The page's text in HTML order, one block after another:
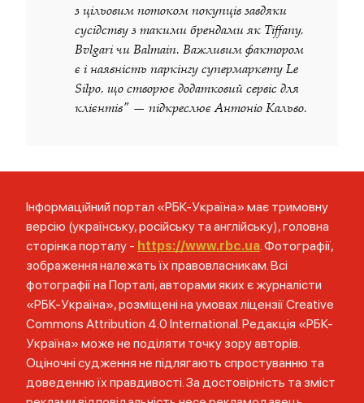
з цільовим потоком покупців завдяки
сусідству з такими брендами як Tiffany,
Bvlgari чи Balmain. Важливим фактором
є і наявність паркінгу супермаркету Le
Silpo, що створює додатковий сервіс для
клієнтів" — підкреслює Антоніо Кальво.
Інформаційний портал «РБК-Україна» має тримовну
версію (українську, російську та англійську), головна
сторінка порталу - https://www.rbc.ua. Фотографії,
зображення належать їх правовласникам. Всі
фотографії на Порталі, авторами яких є журналісти
«РБК-Україна», розміщені на умовах ліцензії Creative
Commons Attribution 4.0 International. Редакція «РБК-
Україна» може не поділяти точку зору авторів.
Оціночні судження не підлягають спростуванню та
доведенню їх правдивості. За достовірність та зміст